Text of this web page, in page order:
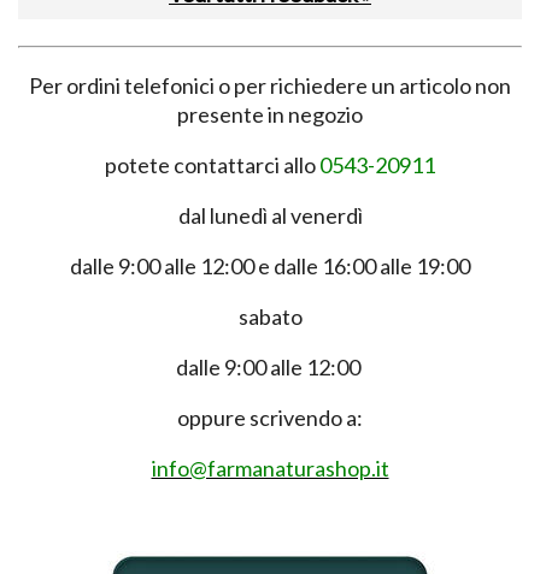
Per ordini telefonici o per richiedere un articolo non
presente in negozio
potete contattarci allo0543-20911
dal lunedì al venerdì
dalle 9:00 alle 12:00 e dalle 16:00 alle 19:00
sabato
dalle 9:00 alle 12:00
oppure scrivendo a:
info@farmanaturashop.it